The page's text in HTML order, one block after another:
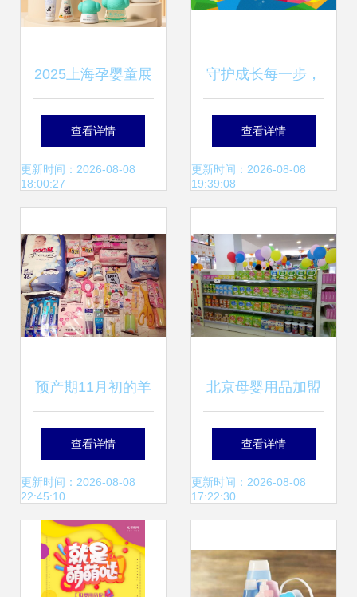
2025上海孕婴童展
暨第24届CBME盛
会 母婴用品行业新
查看详情
更新时间：2026-08-08
18:00:27
守护成长每一步，
母婴好物伴你行
查看详情
更新时间：2026-08-08
19:39:08
预产期11月初的羊
宝准麻麻囤货记 陆
陆续续的实用清单
分享
查看详情
更新时间：2026-08-08
22:45:10
北京母婴用品加盟
热门品牌盘点——
全球加盟网推荐
查看详情
更新时间：2026-08-08
17:22:30